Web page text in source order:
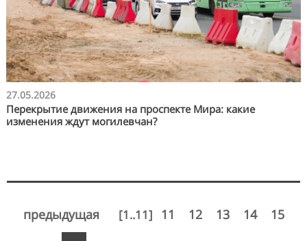
27.05.2026
Перекрытие движения на проспекте Мира: какие
изменения ждут могилевчан?
предыдущая [1..11] 11 12 13 14 15